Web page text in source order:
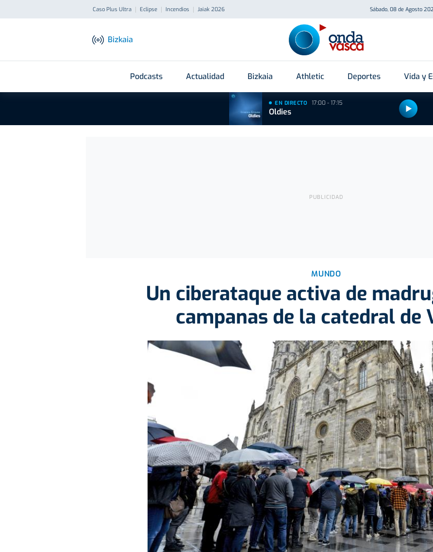
Caso Plus Ultra Eclipse Incendios Jaiak 2026 Sábado, 08 de Agosto
Bizkaia
Podcasts Actualidad Bizkaia Athletic Deportes Vida y
EN DIRECTO 17:00 - 17:15
Oldies
MUNDO
Un ciberataque activa de
campanas de la catedral de